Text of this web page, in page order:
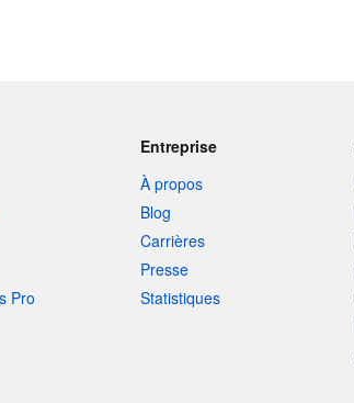
Pro
Entreprise
À propos
Blog
Carrières
Presse
Statistiques